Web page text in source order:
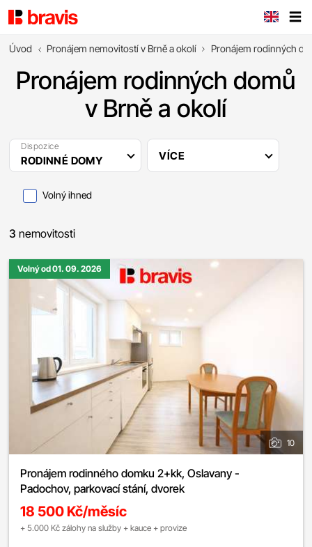
Úvod Pronájem nemovitostí v Brně a okolí Pronájem rodinných
Pronájem rodinných domů
v Brně a okolí
Dispozice
RODINNÉ DOMY VÍCE
Volný ihned
3 nemovitosti
Volný od 01. 09. 2026
10
Pronájem rodinného domku 2+kk, Oslavany -
Padochov, parkovací stání, dvorek
18 500 Kč/měsíc
+ 5.000 Kč zálohy na služby + kauce + provize